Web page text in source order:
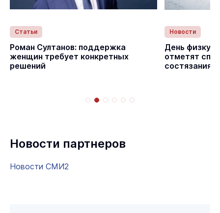
Статьи
Роман Султанов: поддержка
женщин требует конкретных
решений
Новости
День
отметят
Новости партнеров
Новости СМИ2